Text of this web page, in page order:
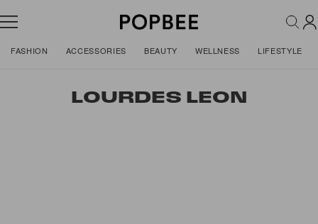
FASHION ACCESSORIES BEAUTY WELLNESS LIFESTYLE
LOURDES LEON